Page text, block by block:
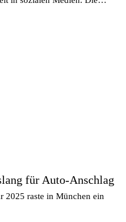
für Auto-Anschlag
2025 raste in München ein